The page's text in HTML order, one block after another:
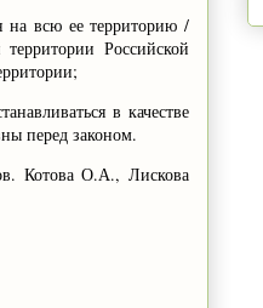
на всю ее территорию /
Российской
в качестве
перед законом.
Котова О.А., Лискова